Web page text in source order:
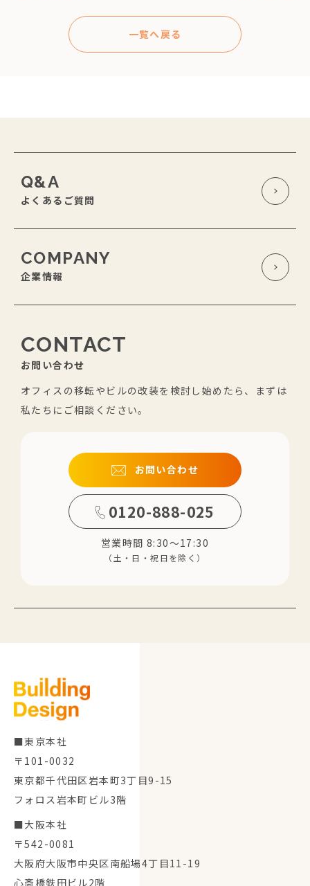
一覧へ戻る
Q&A
よくあるご質問
COMPANY
企業情報
CONTACT
お問い合わせ
オフィスの移転やビルの改装を検討し始めたら、まずは
私たちにご相談ください。
お問い合わせ
0120-888-025
営業時間 8:30～17:30
（土・日・祝日を除く）
■東京本社
〒101-0032
東京都千代田区岩本町3丁目9-15
フォロス岩本町ビル3階
■大阪本社
〒542-0081
大阪府大阪市中央区南船場4丁目11-19
心斎橋鉄田ビル2階